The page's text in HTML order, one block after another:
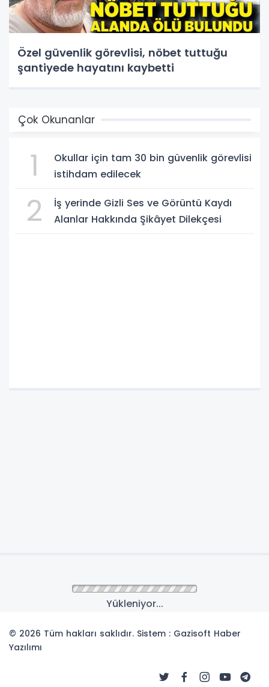
Özel güvenlik görevlisi, nöbet tuttuğu
şantiyede hayatını kaybetti
Çok Okunanlar
1
Okullar için tam 30 bin güvenlik görevlisi
istihdam edilecek
2
İş yerinde Gizli Ses ve Görüntü Kaydı
Alanlar Hakkında Şikâyet Dilekçesi
Yükleniyor...
© 2026 Tüm hakları saklıdır. Sistem : Gazisoft Haber
Yazılımı